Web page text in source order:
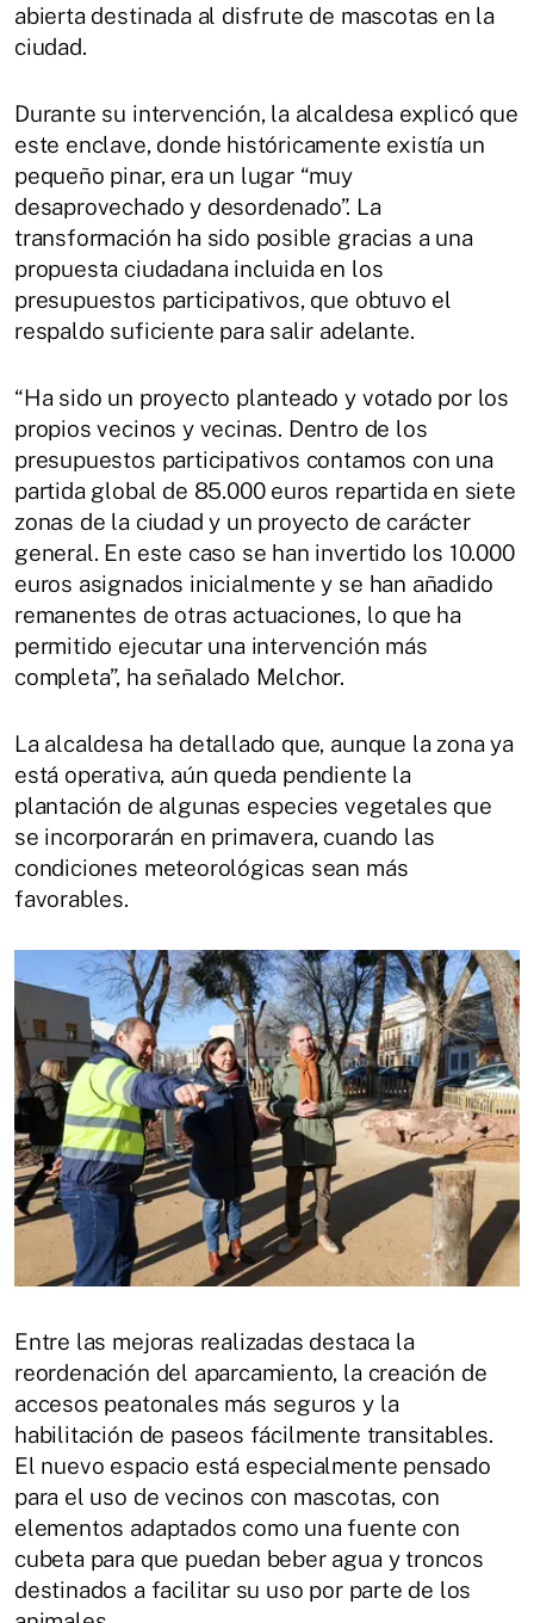
abierta destinada al disfrute de mascotas en la
ciudad.
Durante su intervención, la alcaldesa explicó que
este enclave, donde históricamente existía un
pequeño pinar, era un lugar “muy
desaprovechado y desordenado”. La
transformación ha sido posible gracias a una
propuesta ciudadana incluida en los
presupuestos participativos, que obtuvo el
respaldo suficiente para salir adelante.
“Ha sido un proyecto planteado y votado por los
propios vecinos y vecinas. Dentro de los
presupuestos participativos contamos con una
partida global de 85.000 euros repartida en siete
zonas de la ciudad y un proyecto de carácter
general. En este caso se han invertido los 10.000
euros asignados inicialmente y se han añadido
remanentes de otras actuaciones, lo que ha
permitido ejecutar una intervención más
completa”, ha señalado Melchor.
La alcaldesa ha detallado que, aunque la zona ya
está operativa, aún queda pendiente la
plantación de algunas especies vegetales que
se incorporarán en primavera, cuando las
condiciones meteorológicas sean más
favorables.
Entre las mejoras realizadas destaca la
reordenación del aparcamiento, la creación de
accesos peatonales más seguros y la
habilitación de paseos fácilmente transitables.
El nuevo espacio está especialmente pensado
para el uso de vecinos con mascotas, con
elementos adaptados como una fuente con
cubeta para que puedan beber agua y troncos
destinados a facilitar su uso por parte de los